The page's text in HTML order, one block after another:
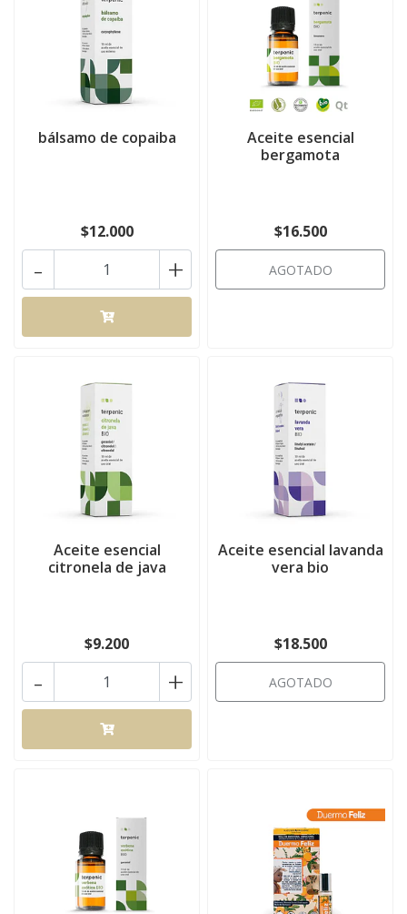
bálsamo de copaiba
$12.000
+
-
Aceite esencial
bergamota
$16.500
AGOTADO
Aceite esencial
citronela de java
$9.200
+
-
Aceite esencial lavanda
vera bio
$18.500
AGOTADO